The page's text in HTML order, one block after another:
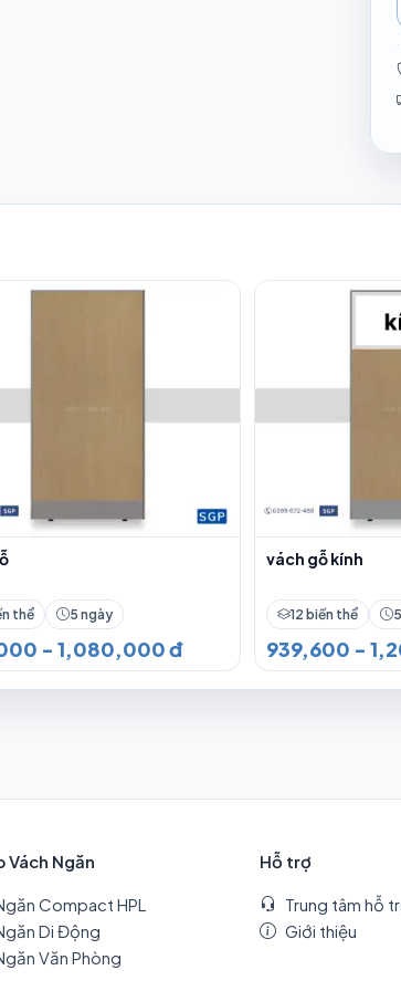
thể 5 ngày
- 1,080,000 đ
vách gỗ kính
12 biến thể
939,600 -
Vách Ngăn
Compact HPL
Di Động
Văn Phòng
Hỗ trợ
Trung tâm hỗ
Giới thiệu